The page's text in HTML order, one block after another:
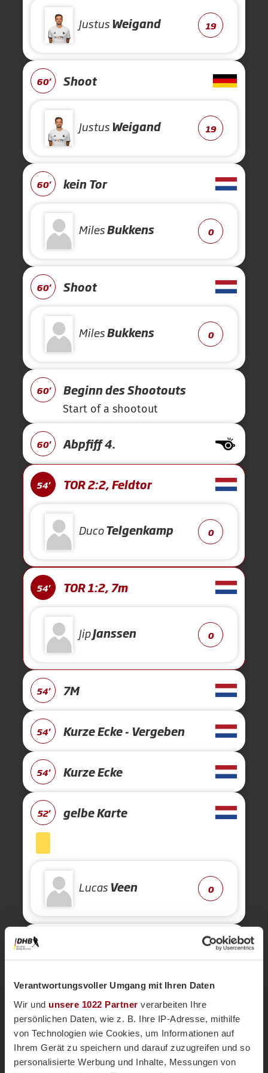
Verantwortungsvoller Umgang mit Ihren Daten
Wir und unsere 1022 Partner verarbeiten Ihre
persönlichen Daten, wie z. B. Ihre IP-Adresse, mithilfe
von Technologien wie Cookies, um Informationen auf
Ihrem Gerät zu speichern und darauf zuzugreifen und so
personalisierte Werbung und Inhalte, Messungen von
Justus Weigand 19
60' Shoot
Justus Weigand 19
60' kein Tor
MilesBukkens 0
60' Shoot
MilesBukkens 0
60' Beginn des Shootouts
Start of a shootout
60' Abpfiff 4.
54' TOR 2:2, Feldtor
DucoTelgenkamp 0
54' TOR 1:2, 7m
JipJanssen 0
54' 7M
54' Kurze Ecke - Vergeben
54' Kurze Ecke
52' gelbe Karte
Lucas Veen 0
50'
50' Kurze Ecke
50' Kurze Ecke - Vergeben
50' Kurze Ecke